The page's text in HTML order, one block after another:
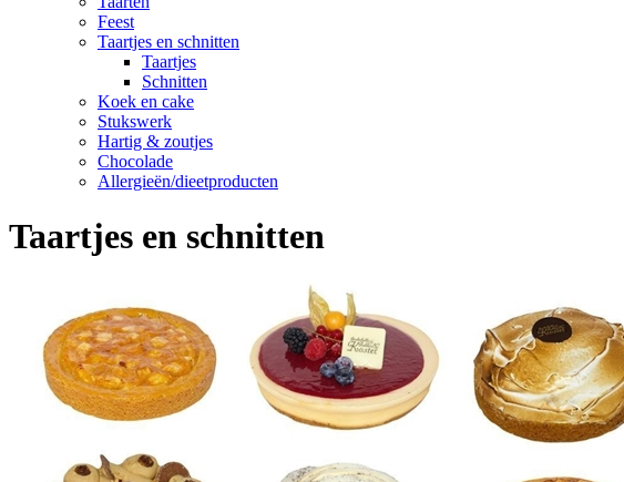
Feest
Taartjes en schnitten
Taartjes
Schnitten
Koek en cake
Stukswerk
Hartig & zoutjes
Chocolade
Allergieën/dieetproducten
Taartjes en schnitten